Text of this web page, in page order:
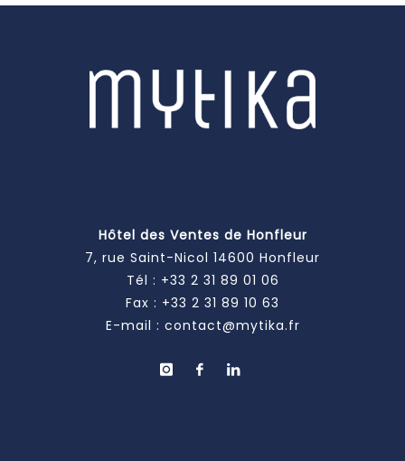
Hôtel des Ventes de Honfleur
7, rue Saint-Nicol 14600 Honfleur
Tél : +33 2 31 89 01 06
Fax : +33 2 31 89 10 63
E-mail : contact@mytika.fr